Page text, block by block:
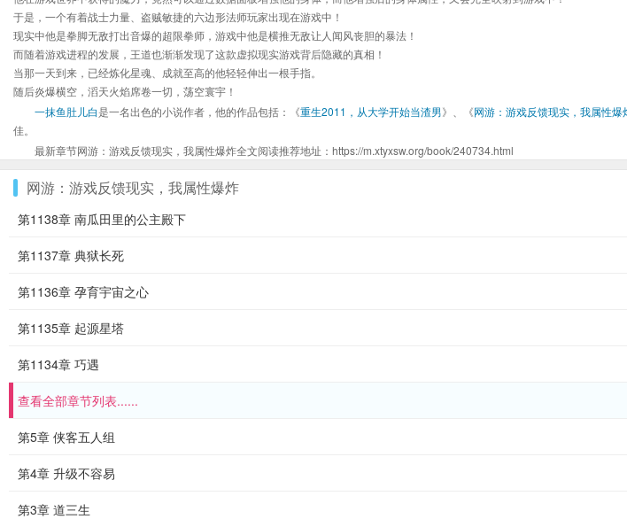
于是，一个有着战士力量、盗贼敏捷的六边形法师玩家出现在游戏中！
现实中他是拳脚无敌打出音爆的超限拳师，游戏中他是横推无敌让人闻风丧胆的暴法！
而随着游戏进程的发展，王道也渐渐发现了这款虚拟现实游戏背后隐藏的真相！
当那一天到来，已经炼化星魂、成就至高的他轻轻伸出一根手指。
随后炎爆横空，滔天火焰席卷一切，荡空寰宇！
一抹鱼肚儿白是一名出色的小说作者，他的作品包括：《重生2011，从大学开始当渣男》、《网游：游戏反馈现实，我属性爆
佳。
最新章节网游：游戏反馈现实，我属性爆炸全文阅读推荐地址：https://m.xtyxsw.org/book/240734.html
网游：游戏反馈现实，我属性爆炸
第1138章 南瓜田里的公主殿下
第1137章 典狱长死
第1136章 孕育宇宙之心
第1135章 起源星塔
第1134章 巧遇
查看全部章节列表......
第5章 侠客五人组
第4章 升级不容易
第3章 道三生